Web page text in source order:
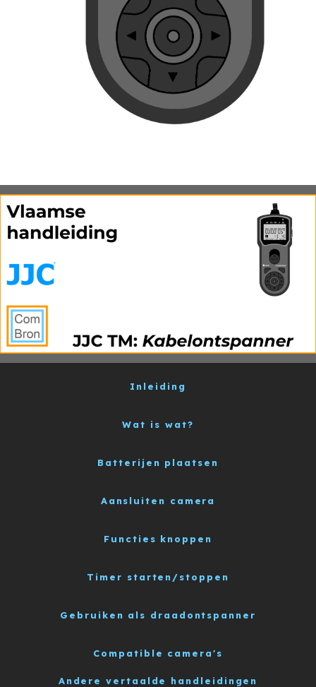
Inleiding
Wat is wat?
Batterijen plaatsen
Aansluiten camera
Functies knoppen
Timer starten/stoppen
Gebruiken als draadontspanner
Compatible camera's
Andere vertaalde handleidingen